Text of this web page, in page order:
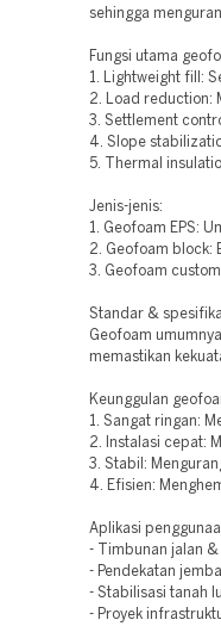
sehingga
Fungsi utama
1. Lightweight fill:
2. Load reduction:
3. Settlement
4. Slope
5. Thermal
Jenis-jenis:
1. Geofoam EPS:
2. Geofoam block:
3. Geofoam
Standar &
Geofoam
memastikan
Keunggulan
1. Sangat ringan:
2. Instalasi cepat:
3. Stabil:
4. Efisien:
Aplikasi
- Timbunan jalan
- Pendekatan
- Stabilisasi tanah
- Proyek